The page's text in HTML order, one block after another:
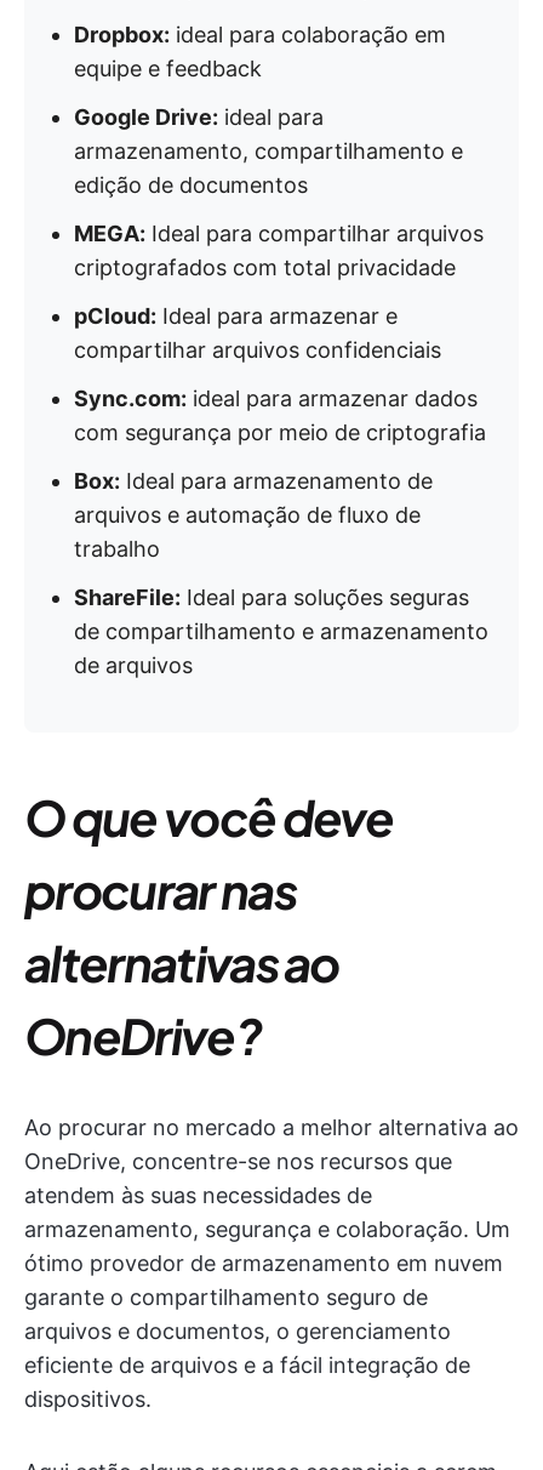
Dropbox: ideal para colaboração em
equipe e feedback
Google Drive: ideal para
armazenamento, compartilhamento e
edição de documentos
MEGA: Ideal para compartilhar arquivos
criptografados com total privacidade
pCloud: Ideal para armazenar e
compartilhar arquivos confidenciais
Sync.com: ideal para armazenar dados
com segurança por meio de criptografia
Box: Ideal para armazenamento de
arquivos e automação de fluxo de
trabalho
ShareFile: Ideal para soluções seguras
de compartilhamento e armazenamento
de arquivos
O que você deve
procurar nas
alternativas ao
OneDrive?
Ao procurar no mercado a melhor alternativa ao
OneDrive, concentre-se nos recursos que
atendem às suas necessidades de
armazenamento, segurança e colaboração. Um
ótimo provedor de armazenamento em nuvem
garante o compartilhamento seguro de
arquivos e documentos, o gerenciamento
eficiente de arquivos e a fácil integração de
dispositivos.